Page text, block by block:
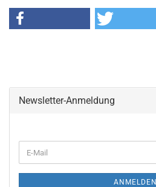
Newsletter-Anmeldung
ZUR
E-
Mail
ANMELDEN